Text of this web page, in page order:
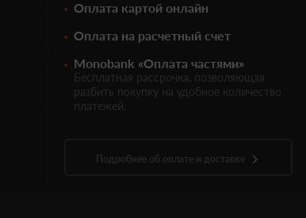
Оплата картой онлайн
Оплата на расчетный счет
Monobank «Оплата частями»
Бесплатная рассрочка, позволяющая
разбить покупку на удобное количество
платежей.
Подробнее об оплате и доставке